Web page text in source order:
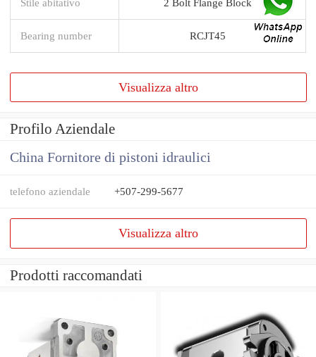
Bearing number RCJT45
Visualizza altro
Profilo Aziendale
China Fornitore di pistoni idraulici
telefono aziendale +507-299-5677
Visualizza altro
Prodotti raccomandati